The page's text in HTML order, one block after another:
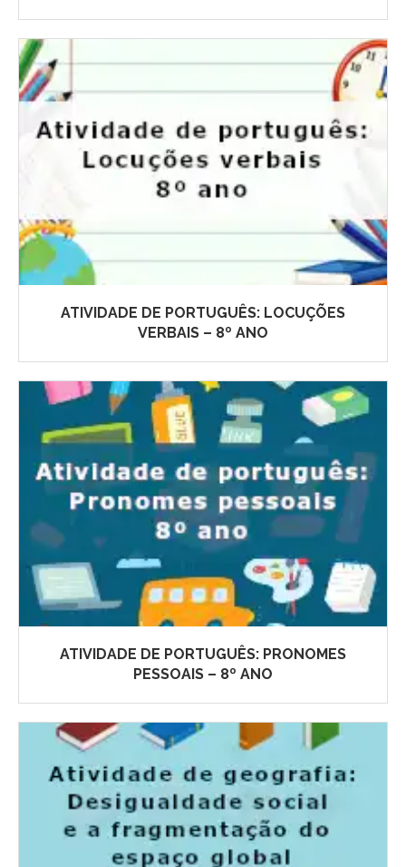
ATIVIDADE DE PORTUGUÊS: LOCUÇÕES
VERBAIS – 8º ANO
ATIVIDADE DE PORTUGUÊS: PRONOMES
PESSOAIS – 8º ANO